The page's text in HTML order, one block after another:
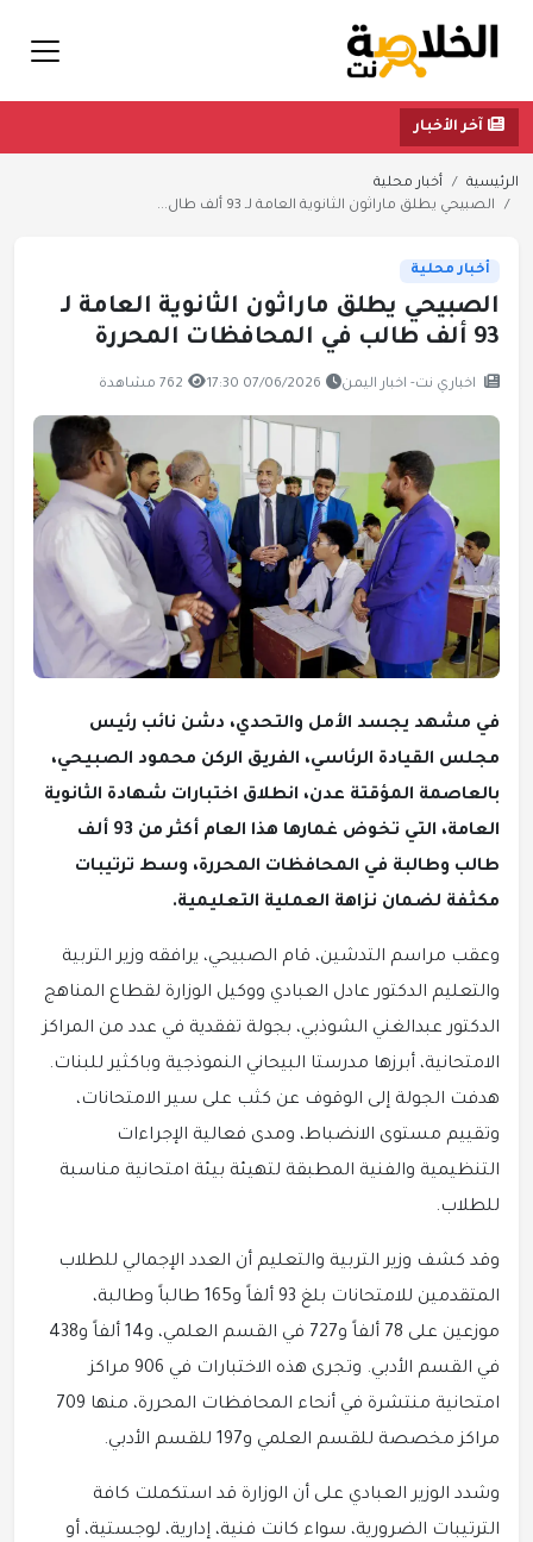
آخر الأخبار
الرئيسية
أخبار محلية
الصبيحي يطلق ماراثون الثانوية العامة لـ 93 ألف طال...
أخبار محلية
الصبيحي يطلق ماراثون الثانوية العامة لـ
93 ألف طالب في المحافظات المحررة
اخباري نت- اخبار اليمن 07/06/2026 17:30 762 مشاهدة
في مشهد يجسد الأمل والتحدي، دشن نائب رئيس
مجلس القيادة الرئاسي، الفريق الركن محمود الصبيحي،
بالعاصمة المؤقتة عدن، انطلاق اختبارات شهادة الثانوية
العامة، التي تخوض غمارها هذا العام أكثر من 93 ألف
طالب وطالبة في المحافظات المحررة، وسط ترتيبات
مكثفة لضمان نزاهة العملية التعليمية.
وعقب مراسم التدشين، قام الصبيحي، يرافقه وزير التربية
والتعليم الدكتور عادل العبادي ووكيل الوزارة لقطاع المناهج
الدكتور عبدالغني الشوذبي، بجولة تفقدية في عدد من المراكز
الامتحانية، أبرزها مدرستا البيحاني النموذجية وباكثير للبنات.
هدفت الجولة إلى الوقوف عن كثب على سير الامتحانات،
وتقييم مستوى الانضباط، ومدى فعالية الإجراءات
التنظيمية والفنية المطبقة لتهيئة بيئة امتحانية مناسبة
للطلاب.
وقد كشف وزير التربية والتعليم أن العدد الإجمالي للطلاب
المتقدمين للامتحانات بلغ 93 ألفاً و165 طالباً وطالبة،
موزعين على 78 ألفاً و727 في القسم العلمي، و14 ألفاً و438
في القسم الأدبي. وتجرى هذه الاختبارات في 906 مراكز
امتحانية منتشرة في أنحاء المحافظات المحررة، منها 709
مراكز مخصصة للقسم العلمي و197 للقسم الأدبي.
وشدد الوزير العبادي على أن الوزارة قد استكملت كافة
الترتيبات الضرورية، سواء كانت فنية، إدارية، لوجستية، أو